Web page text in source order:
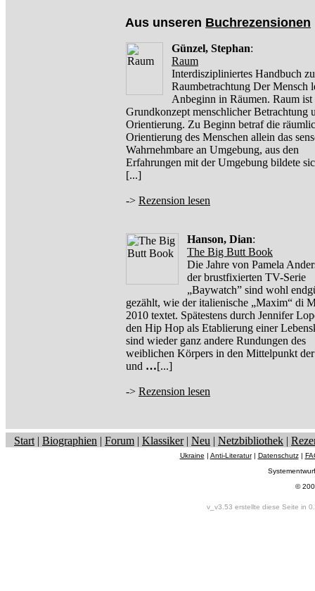
Aus unseren Buchrezensionen
Günzel, Stephan:
Raum
Interdiszipliniertes Handbuch
Raumbetrachtung Der Mensch
Anbeginn in Räumen. Raum ist
Grundkonzept menschlicher Betrachtung
Orientierung. Zu Beginn betraf die
Orientierung des Menschen allein das
Wahrnehmbare an Umgebung, aus den
Erfahrungen mit der Umgebung bildete
[...]
-> Rezension lesen
Hanson, Dian:
The Big Butt Book
Die Jahre von Pamela
der brustfixierten TV-Serie
„Baywatch” sind wohl
gezählt, wie der italienische „Maxim“ di
2010 textet. Spätestens durch Jennifer
den Hip Hop als Etablierung einer
sind wieder ganz andere Rundungen des
weiblichen Körpers in den Mittelpunkt
und …[...]
-> Rezension lesen
Start | Biographien | Forum | Klassiker| Neu | Netzbibliothek |
Ukraine | Anti-Literatur| Datenschutz|
©
v_v3.53 erstellte diese Seite in